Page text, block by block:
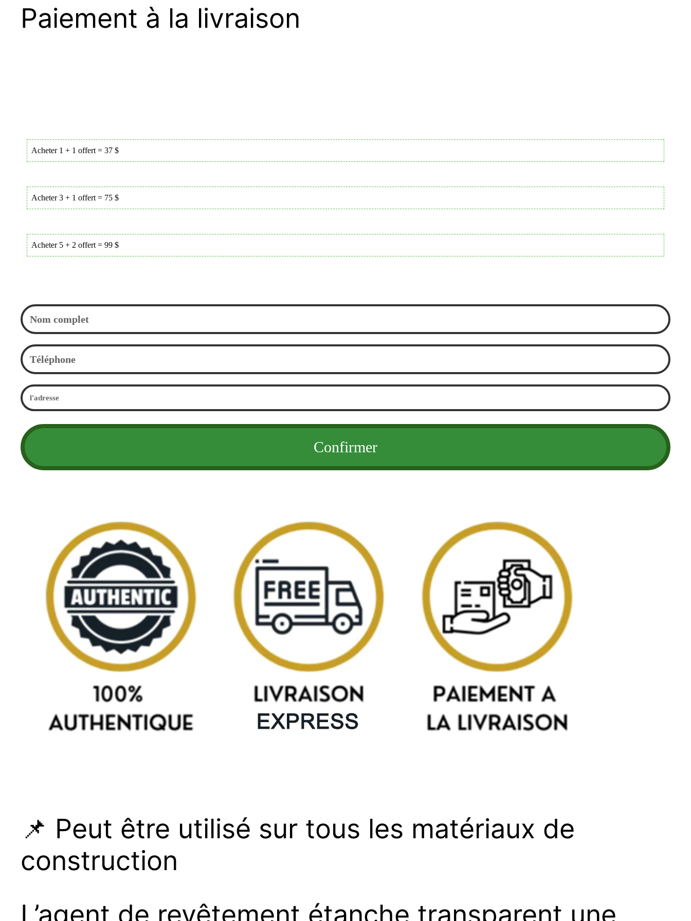
Paiement à la livraison
Acheter 1 + 1 offert = 37 $
Acheter 3 + 1 offert = 75 $
Acheter 5 + 2 offert = 99 $
📌 Peut être utilisé sur tous les matériaux de
construction
L’agent de revêtement étanche transparent une